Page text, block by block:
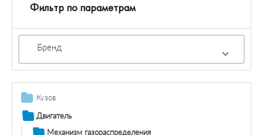
Фильтр по параметрам
Бренд
Кузов
Дополнительная фара / комплектующие
Система освещения / сигнализация
Двигатель
Механизм газораспределения